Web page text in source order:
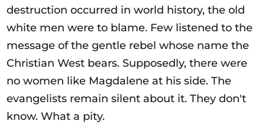
destruction occurred in world history, the old
white men were to blame. Few listened to the
message of the gentle rebel whose name the
Christian West bears. Supposedly, there were
no women like Magdalene at his side. The
evangelists remain silent about it. They don't
know. What a pity.